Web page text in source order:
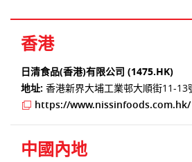
香港
日清食品(香港)有限公司 (1475.HK)
地址: 香港新界大埔工業邨大順街11-13
https://www.nissinfoods.com.hk/
中國內地